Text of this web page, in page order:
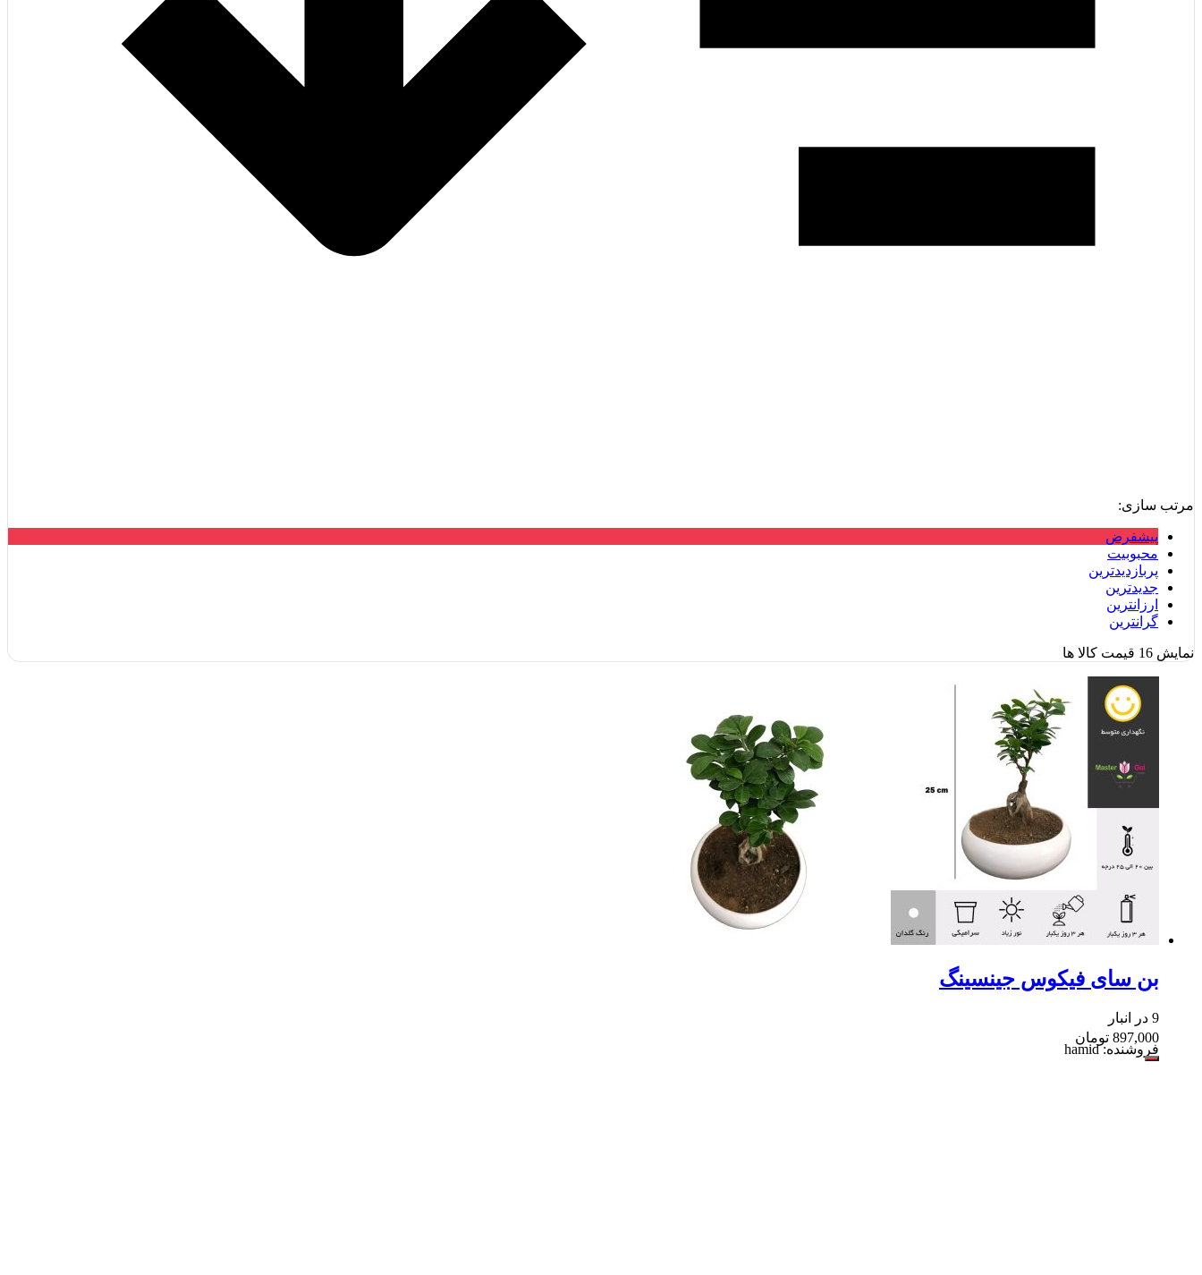
مرتب سازی:
پیشفرض
محبوبیت
پربازدیدترین
جدیدترین
ارزانترین
گرانترین
نمایش 16 قیمت کالا ها
بن سای فیکوس جینسینگ
9 در انبار
فروشنده: hamid
897,000 تومان